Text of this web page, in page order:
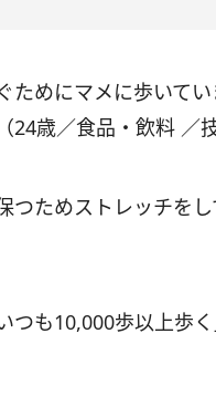
ためにマメに歩いて
歳／食品・飲料 ／技
つためストレッチを
つも10,000歩以上歩